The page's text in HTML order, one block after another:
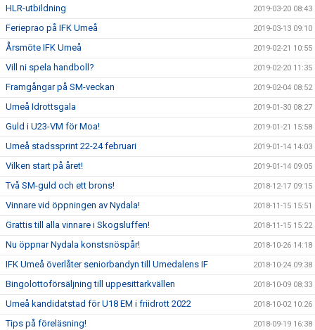
HLR-utbildning 2019-03-20 08:43
Ferieprao på IFK Umeå 2019-03-13 09:10
Årsmöte IFK Umeå 2019-02-21 10:55
Vill ni spela handboll? 2019-02-20 11:35
Framgångar på SM-veckan 2019-02-04 08:52
Umeå Idrottsgala 2019-01-30 08:27
Guld i U23-VM för Moa! 2019-01-21 15:58
Umeå stadssprint 22-24 februari 2019-01-14 14:03
Vilken start på året! 2019-01-14 09:05
Två SM-guld och ett brons! 2018-12-17 09:15
Vinnare vid öppningen av Nydala! 2018-11-15 15:51
Grattis till alla vinnare i Skogsluffen! 2018-11-15 15:22
Nu öppnar Nydala konstsnöspår! 2018-10-26 14:18
IFK Umeå överlåter seniorbandyn till Umedalens IF 2018-10-24 09:38
Bingolottoförsäljning till uppesittarkvällen 2018-10-09 08:33
Umeå kandidatstad för U18 EM i friidrott 2022 2018-10-02 10:26
Tips på föreläsning! 2018-09-19 16:38